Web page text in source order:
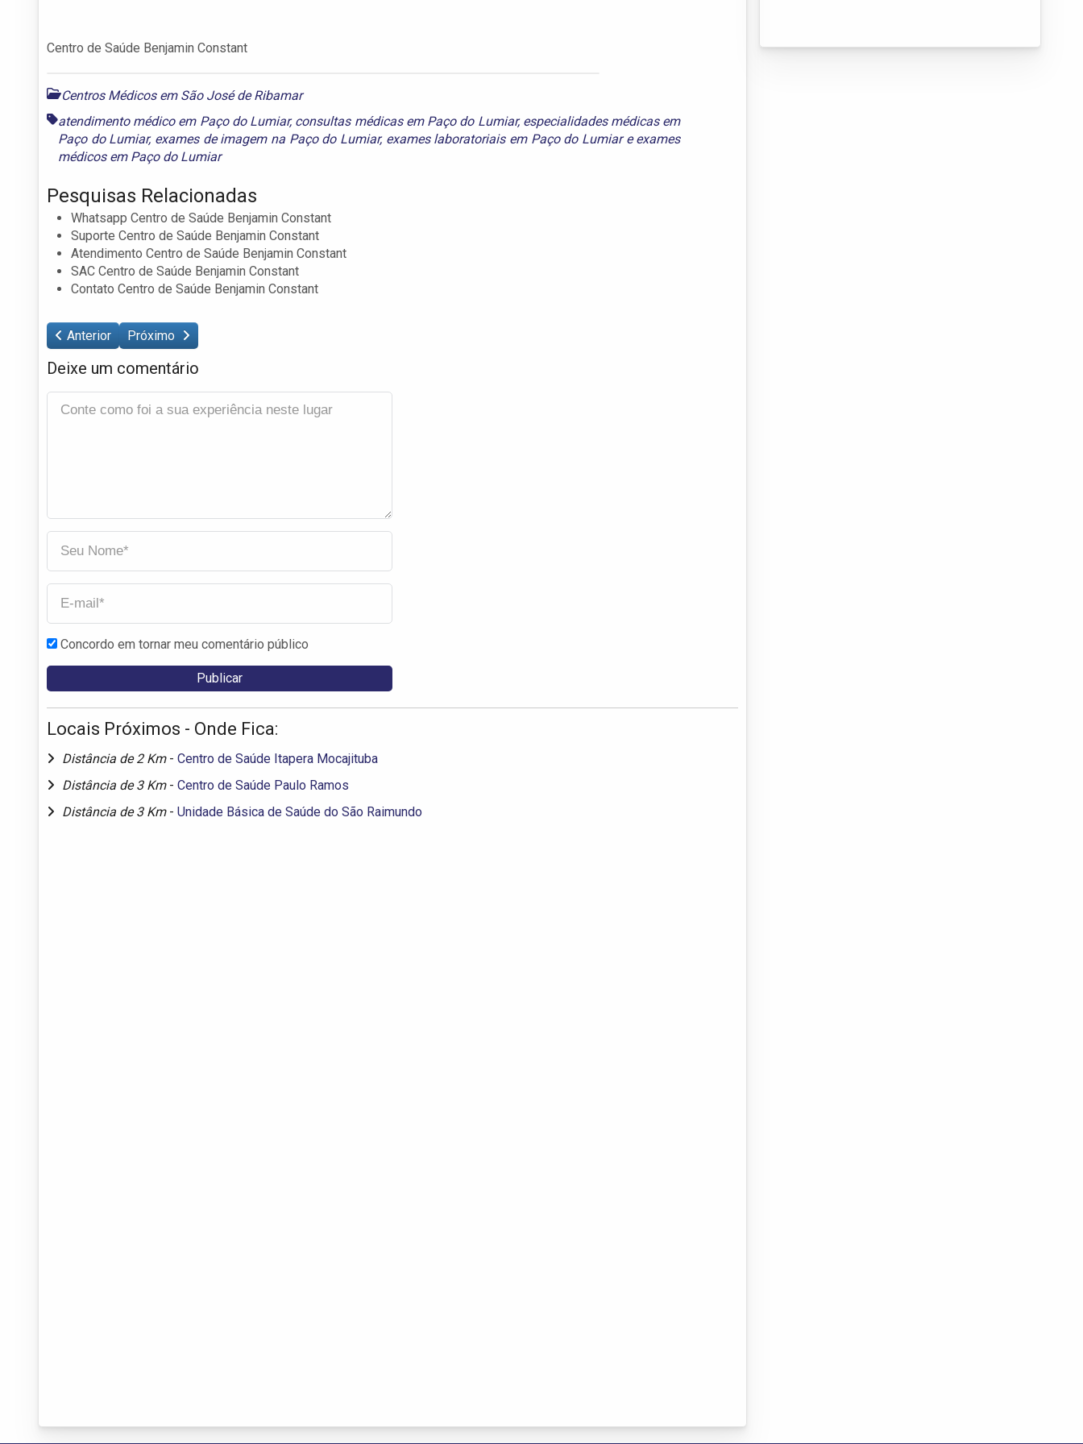
Centro de Saúde Benjamin Constant
Centros Médicos em São José de Ribamar
atendimento médico em Paço do Lumiar, consultas médicas em Paço do Lumiar, especialidades médicas em
Paço do Lumiar, exames de imagem na Paço do Lumiar, exames laboratoriais em Paço do Lumiareexames
médicos em Paço do Lumiar
Pesquisas Relacionadas
Whatsapp Centro de Saúde Benjamin Constant
Suporte Centro de Saúde Benjamin Constant
Atendimento Centro de Saúde Benjamin Constant
SAC Centro de Saúde Benjamin Constant
Contato Centro de Saúde Benjamin Constant
Anterior Próximo
Deixe um comentário
Concordo em tornar meu comentário público
Locais Próximos - Onde Fica:
Distância de 2 Km - Centro de Saúde Itapera Mocajituba
Distância de 3 Km - Centro de Saúde Paulo Ramos
Distância de 3 Km - Unidade Básica de Saúde do São Raimundo